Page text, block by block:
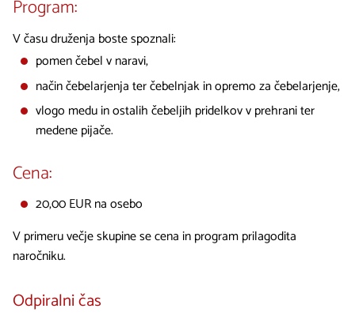
Program:
V času druženja boste spoznali:
pomen čebel v naravi,
način čebelarjenja ter čebelnjak in opremo za čebelarjenje,
vlogo medu in ostalih čebeljih pridelkov v prehrani ter
medene pijače.
Cena:
20,00 EUR na osebo
V primeru večje skupine se cena in program prilagodita
naročniku.
Odpiralni čas